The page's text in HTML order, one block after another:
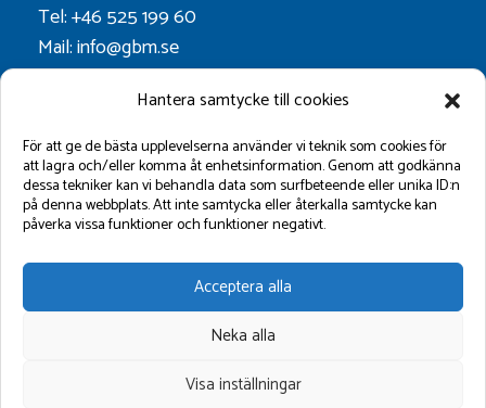
Hantera samtycke till cookies
För att ge de bästa upplevelserna använder vi teknik som cookies för
att lagra och/eller komma åt enhetsinformation. Genom att godkänna
dessa tekniker kan vi behandla data som surfbeteende eller unika ID:n
på denna webbplats. Att inte samtycka eller återkalla samtycke kan
påverka vissa funktioner och funktioner negativt.
Acceptera alla
Neka alla
Visa inställningar
Tel: +46 525 199 60
Mail: info@gbm.se
Org.nr. 556052-0628
Följ oss på: